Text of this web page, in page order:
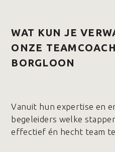
WAT KUN JE
ONZE
BORGLOON
Vanuit hun expertise en
begeleiders welke
effectief én hecht team